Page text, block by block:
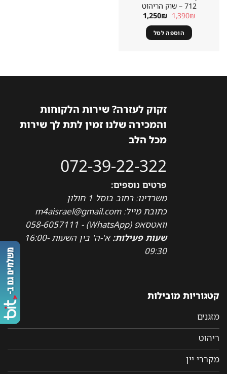
712 – שוק הריהוט
1,390₪ המחיר
המקורי
היה:
1,390₪.
1,250₪ המחיר
הוספה לסל
זקוק לעזרה? שירות הלקוחות
והמכירה שלנו זמין לתת לך שירות
מכל הלב
072-39-22-322
פרטים נוספים:
משרדינו: רחוב בוסל 1 חולון
כתובת מייל: m4aisrael@gmail.com
וואטסאפ (WhatsApp) - 058-6057111
שעות פעילות:
א'-ה' בין השעות 16:00-
09:30
קטגוריות מובילות
מזגנים
ריהוט
מקררי יין